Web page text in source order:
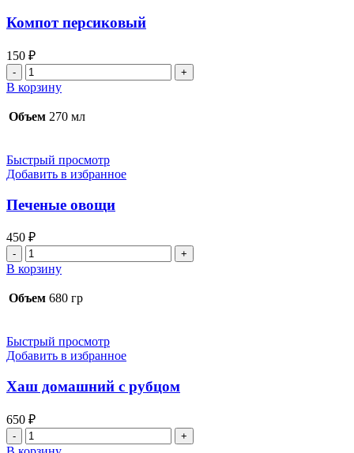
Компот персиковый
150 ₽
Количество
товара
Компот
персиковый
В корзину
Объем 270 мл
Быстрый просмотр
Добавить в избранное
Печеные овощи
450 ₽
Количество
товара
Печеные
овощи
В корзину
Объем 680 гр
Быстрый просмотр
Добавить в избранное
Хаш домашний с рубцом
650 ₽
Количество
товара